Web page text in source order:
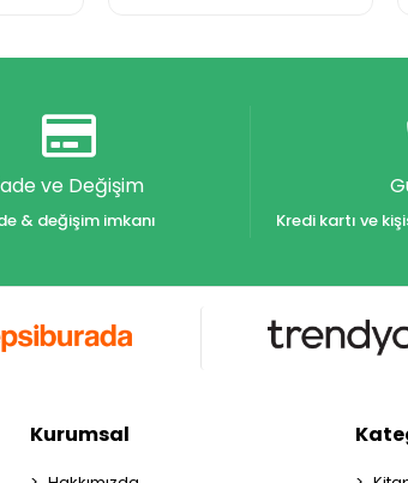
ve Değişim
& değişim imkanı Kredi kartı ve
Kurumsal